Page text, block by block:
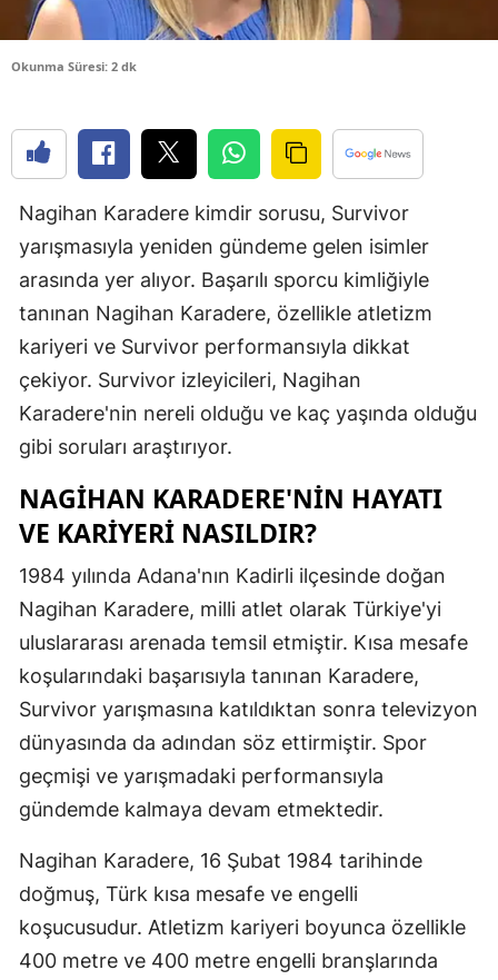
Çanakkale
Çorum
Denizli
Edirne
Elazığ
Erzurum
Gaziantep
Gümüşhane
Hakkari
Hatay
İzmir
Kastamonu
Okunma Süresi: 2 dk
Nagihan Karadere kimdir sorusu, Survivor
yarışmasıyla yeniden gündeme gelen isimler
arasında yer alıyor. Başarılı sporcu kimliğiyle
tanınan Nagihan Karadere, özellikle atletizm
kariyeri ve Survivor performansıyla dikkat
çekiyor. Survivor izleyicileri, Nagihan
Karadere'nin nereli olduğu ve kaç yaşında olduğu
gibi soruları araştırıyor.
NAGIHAN KARADERE'NIN HAYATI
VE KARIYERI NASILDIR?
1984 yılında Adana'nın Kadirli ilçesinde doğan
Nagihan Karadere, milli atlet olarak Türkiye'yi
uluslararası arenada temsil etmiştir. Kısa mesafe
koşularındaki başarısıyla tanınan Karadere,
Survivor yarışmasına katıldıktan sonra televizyon
dünyasında da adından söz ettirmiştir. Spor
geçmişi ve yarışmadaki performansıyla
gündemde kalmaya devam etmektedir.
Nagihan Karadere, 16 Şubat 1984 tarihinde
doğmuş, Türk kısa mesafe ve engelli
koşucusudur. Atletizm kariyeri boyunca özellikle
400 metre ve 400 metre engelli branşlarında